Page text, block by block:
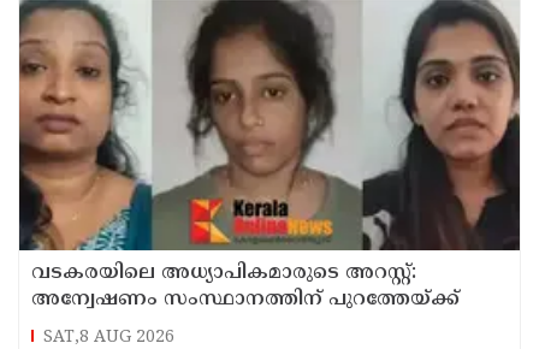
വടകരയിലെ അധ്യാപികമാരുടെ അറസ്റ്റ്:
അന്വേഷണം സംസ്ഥാനത്തിന് പുറത്തേയ്ക്ക്
SAT,8 AUG 2026